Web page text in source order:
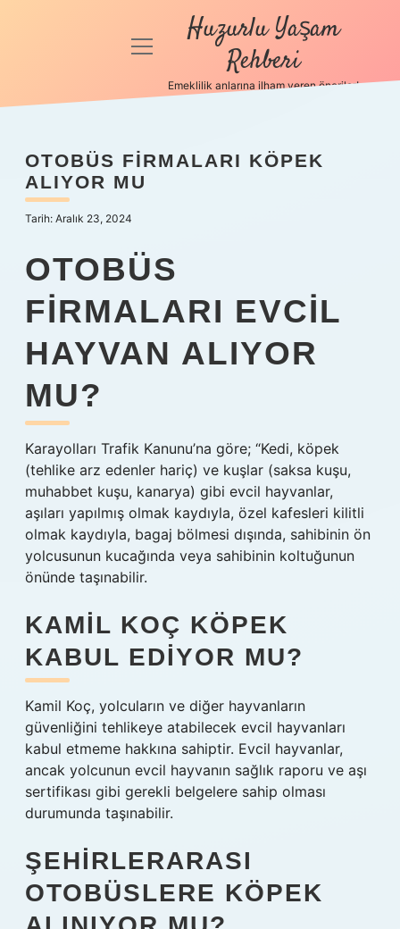
Anasayfa
Politikası
Yasal Uyarı
menüyü
Huzurlu Yaşam
Rehberi
Emeklilik anlarına ilham veren öneriler!
OTOBÜS FIRMALARI KÖPEK
ALIYOR MU
Tarih: Aralık 23, 2024
OTOBÜS
FIRMALARI EVCIL
HAYVAN ALIYOR
MU?
Karayolları Trafik Kanunu’na göre; “Kedi, köpek
(tehlike arz edenler hariç) ve kuşlar (saksa kuşu,
muhabbet kuşu, kanarya) gibi evcil hayvanlar,
aşıları yapılmış olmak kaydıyla, özel kafesleri kilitli
olmak kaydıyla, bagaj bölmesi dışında, sahibinin ön
yolcusunun kucağında veya sahibinin koltuğunun
önünde taşınabilir.
KAMIL KOÇ KÖPEK
KABUL EDIYOR MU?
Kamil Koç, yolcuların ve diğer hayvanların
güvenliğini tehlikeye atabilecek evcil hayvanları
kabul etmeme hakkına sahiptir. Evcil hayvanlar,
ancak yolcunun evcil hayvanın sağlık raporu ve aşı
sertifikası gibi gerekli belgelere sahip olması
durumunda taşınabilir.
ŞEHIRLERARASI
OTOBÜSLERE KÖPEK